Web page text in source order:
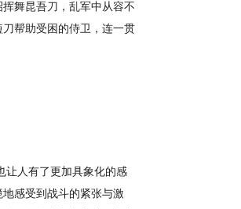
舞昆吾刀，乱军中从容不
帮助受困的侍卫，连一贯
让人有了更加具象化的感
感受到战斗的紧张与激